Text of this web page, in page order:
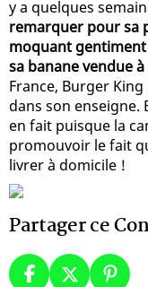
y a quelques
remarquer pour sa
moquant
sa banane vendue à
France, Burger
dans son enseigne.
en fait puisque la
promouvoir le fait
livrer à domicile !
Partager ce